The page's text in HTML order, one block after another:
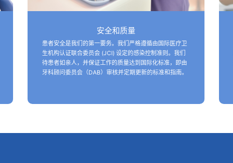
安全和质量
患者安全是我们的第一要务。我们严格遵循由国际医疗卫
生机构认证联合委员会 (JCI) 设定的感染控制准则。我们
待患者如亲人，并保证工作的质量达到国际化标准，即由
牙科顾问委员会（DAB）审核并定期更新的标准和指南。